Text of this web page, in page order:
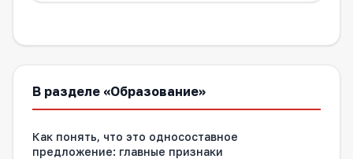
В разделе «Образование»
Как понять, что это односоставное
предложение: главные признаки